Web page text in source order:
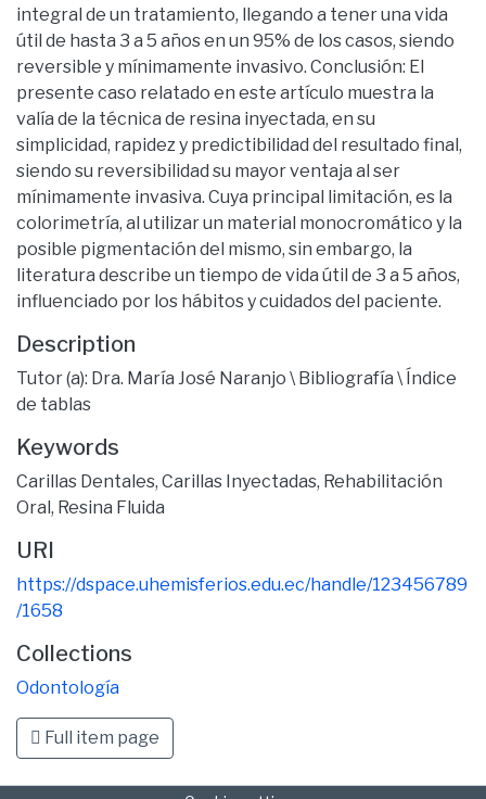
integral de un tratamiento, llegando a tener una vida
útil de hasta 3 a 5 años en un 95% de los casos, siendo
reversible y mínimamente invasivo. Conclusión: El
presente caso relatado en este artículo muestra la
valía de la técnica de resina inyectada, en su
simplicidad, rapidez y predictibilidad del resultado final,
siendo su reversibilidad su mayor ventaja al ser
mínimamente invasiva. Cuya principal limitación, es la
colorimetría, al utilizar un material monocromático y la
posible pigmentación del mismo, sin embargo, la
literatura describe un tiempo de vida útil de 3 a 5 años,
influenciado por los hábitos y cuidados del paciente.
Description
Tutor (a): Dra. María José Naranjo \ Bibliografía \ Índice
de tablas
Keywords
Carillas Dentales, Carillas Inyectadas, Rehabilitación
Oral, Resina Fluida
URI
https://dspace.uhemisferios.edu.ec/handle/123456789
/1658
Collections
Odontología
Full item page